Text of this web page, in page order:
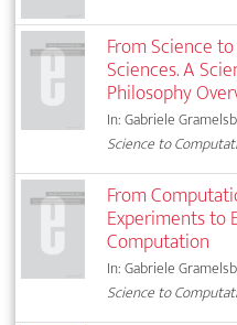
From Science
Sciences. A
Philosophy
In: Gabriele
Science to
From
Experiments to
Computation
In: Gabriele
Science to